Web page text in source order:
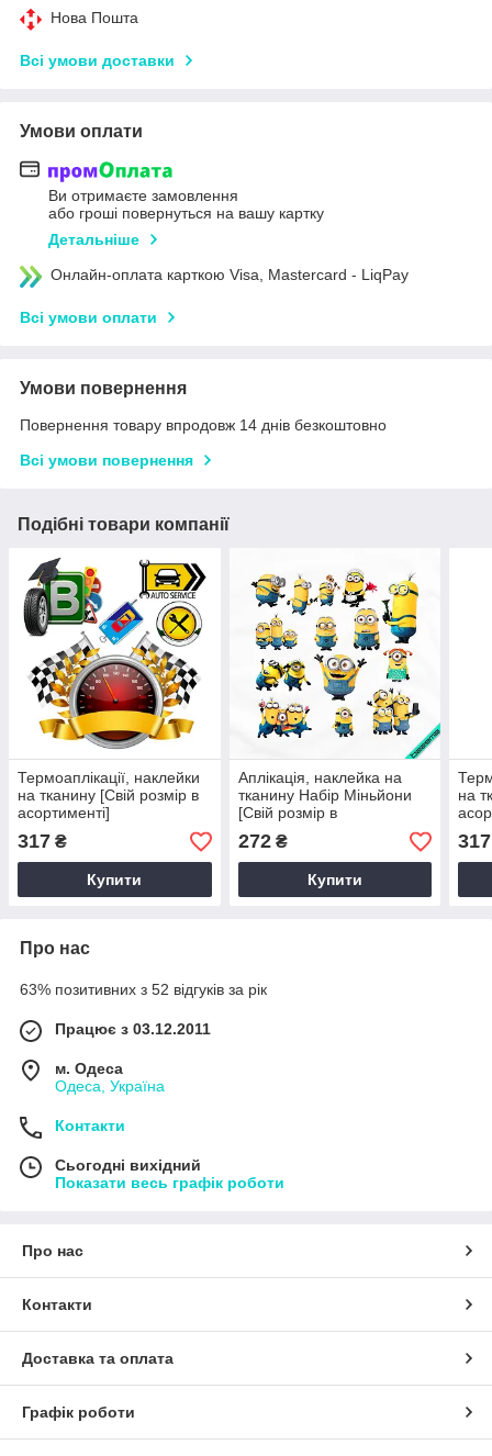
Нова Пошта
Всі умови доставки
Умови оплати
Ви отримаєте замовлення
або гроші повернуться на вашу картку
Детальніше
Онлайн-оплата карткою Visa, Mastercard - LiqPay
Всі умови оплати
Умови повернення
Повернення товару впродовж 14 днів безкоштовно
Всі умови повернення
Подібні товари компанії
Термоаплікації, наклейки
на тканину [Свій розмір в
асортименті]
317 ₴
Купити
Аплікація, наклейка на
тканину Набір Міньйони
[Свій розмір в
272₴
Купити
на
317
Про нас
63% позитивних з 52 відгуків за рік
Працює з 03.12.2011
м. Одеса
Одеса, Україна
Контакти
Сьогодні вихідний
Показати весь графік роботи
Про нас
Контакти
Доставка та оплата
Графік роботи